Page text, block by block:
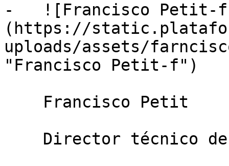
-   ![Francisco Petit-
(https://
uploads/assets/
"Francisco Petit-f")